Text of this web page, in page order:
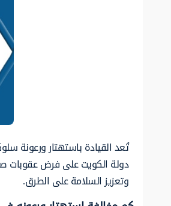
تُعد القيادة باستهتار ورعونة
دولة الكويت على فرض عقوبات
وتعزيز السلامة على الطرق.